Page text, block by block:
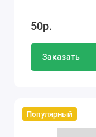
50р.
Заказать
Популярный